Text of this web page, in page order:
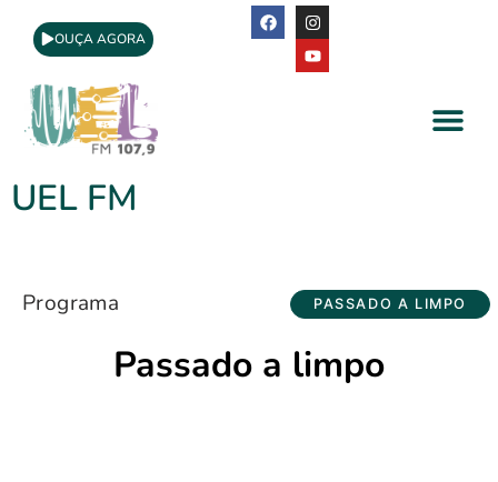
OUÇA AGORA
UEL FM
Programa PASSADO A LIMPO
Passado a limpo